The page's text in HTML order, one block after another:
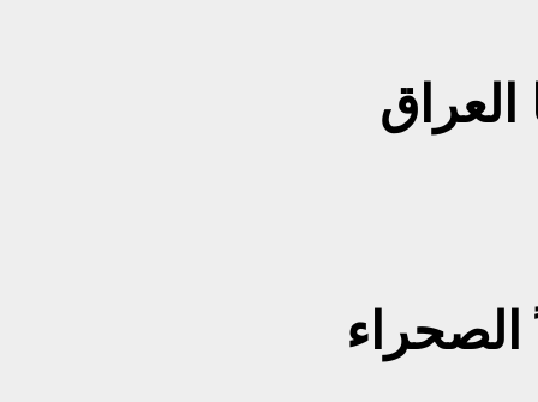
العراق